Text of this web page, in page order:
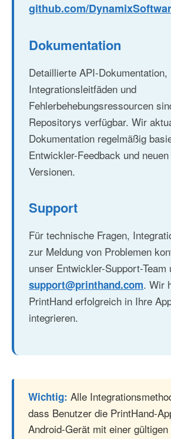
github.com/
Dokumentation
Detaillierte API-Dokumentation,
Integrationsleitfäden und
Fehlerbehebungsressourcen
Repositorys verfügbar. Wir
Dokumentation regelmäßig
Entwickler-Feedback und
Versionen.
Support
Für technische Fragen,
zur Meldung von Problemen
unser Entwickler-Support-Team
support@printhand.com. Wir
PrintHand erfolgreich in Ihre
integrieren.
Wichtig: Alle
dass Benutzer die PrintHand-
Android-Gerät mit einer